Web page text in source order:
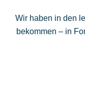
Wir haben in den
bekommen – in